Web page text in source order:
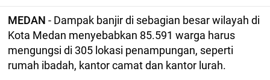
MEDAN - Dampak banjir di sebagian besar wilayah di
Kota Medan menyebabkan 85.591 warga harus
mengungsi di 305 lokasi penampungan, seperti
rumah ibadah, kantor camat dan kantor lurah.